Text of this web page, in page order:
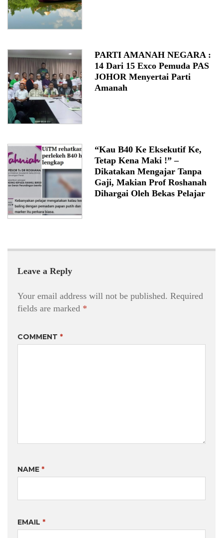
PARTI AMANAH NEGARA :
14 Dari 15 Exco Pemuda PAS
JOHOR Menyertai Parti
Amanah
“Kau B40 Ke Eksekutif Ke,
Tetap Kena Maki !” –
Dikatakan Mengajar Tanpa
Gaji, Makian Prof Roshanah
Dihargai Oleh Bekas Pelajar
Leave a Reply
Your email address will not be published. Required
fields are marked *
COMMENT *
NAME *
EMAIL *